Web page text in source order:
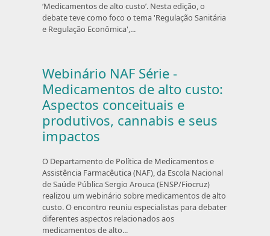
‘Medicamentos de alto custo’. Nesta edição, o
debate teve como foco o tema 'Regulação Sanitária
e Regulação Econômica',...
Webinário NAF Série -
Medicamentos de alto custo:
Aspectos conceituais e
produtivos, cannabis e seus
impactos
O Departamento de Política de Medicamentos e
Assistência Farmacêutica (NAF), da Escola Nacional
de Saúde Pública Sergio Arouca (ENSP/Fiocruz)
realizou um webinário sobre medicamentos de alto
custo. O encontro reuniu especialistas para debater
diferentes aspectos relacionados aos
medicamentos de alto...